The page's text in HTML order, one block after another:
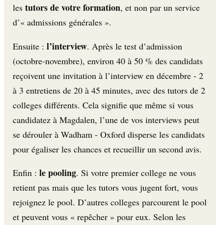
les tutors de votre formation, et non par un service
d’« admissions générales ».
Ensuite : l’interview. Après le test d’admission
(octobre-novembre), environ 40 à 50 % des candidats
reçoivent une invitation à l’interview en décembre - 2
à 3 entretiens de 20 à 45 minutes, avec des tutors de 2
colleges différents. Cela signifie que même si vous
candidatez à Magdalen, l’une de vos interviews peut
se dérouler à Wadham - Oxford disperse les candidats
pour égaliser les chances et recueillir un second avis.
Enfin : le pooling. Si votre premier college ne vous
retient pas mais que les tutors vous jugent fort, vous
rejoignez le pool. D’autres colleges parcourent le pool
et peuvent vous « repêcher » pour eux. Selon les